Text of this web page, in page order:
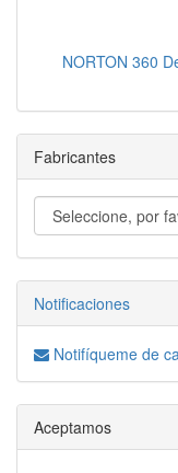
NORTON 360
Fabricantes
Notificaciones
Notifíqueme de
Aceptamos